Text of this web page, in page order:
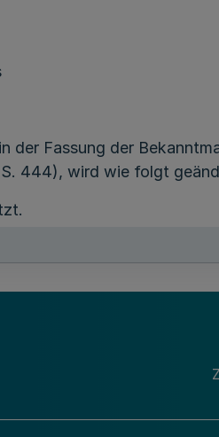
Fassung der
S. 444), wird wie folgt